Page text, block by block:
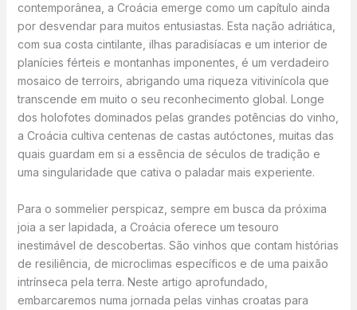
contemporânea, a Croácia emerge como um capítulo ainda
por desvendar para muitos entusiastas. Esta nação adriática,
com sua costa cintilante, ilhas paradisíacas e um interior de
planícies férteis e montanhas imponentes, é um verdadeiro
mosaico de terroirs, abrigando uma riqueza vitivinícola que
transcende em muito o seu reconhecimento global. Longe
dos holofotes dominados pelas grandes potências do vinho,
a Croácia cultiva centenas de castas autóctones, muitas das
quais guardam em si a essência de séculos de tradição e
uma singularidade que cativa o paladar mais experiente.
Para o sommelier perspicaz, sempre em busca da próxima
joia a ser lapidada, a Croácia oferece um tesouro
inestimável de descobertas. São vinhos que contam histórias
de resiliência, de microclimas específicos e de uma paixão
intrínseca pela terra. Neste artigo aprofundado,
embarcaremos numa jornada pelas vinhas croatas para